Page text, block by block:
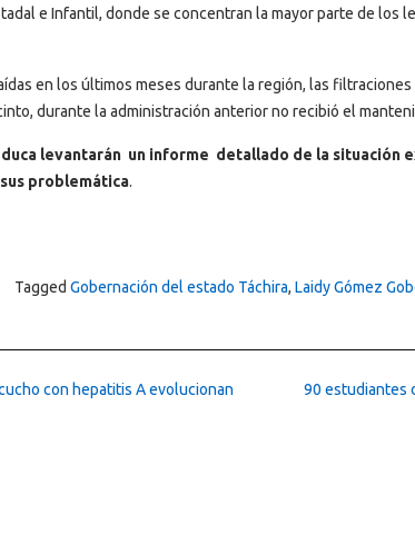
e Infantil, donde se concentran la mayor parte de los
en los últimos meses durante la región, las
durante la administración anterior no recibió el
levantarán un informe detallado de la situación
problemática.
Tagged Gobernación del estado Táchira, Laidy Gómez
90 estudiantes
con hepatitis A evolucionan